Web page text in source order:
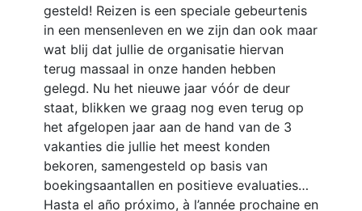
gesteld! Reizen is een speciale gebeurtenis
in een mensenleven en we zijn dan ook maar
wat blij dat jullie de organisatie hiervan
terug massaal in onze handen hebben
gelegd. Nu het nieuwe jaar vóór de deur
staat, blikken we graag nog even terug op
het afgelopen jaar aan de hand van de 3
vakanties die jullie het meest konden
bekoren, samengesteld op basis van
boekingsaantallen en positieve evaluaties…
Hasta el año próximo, à l’année prochaine en